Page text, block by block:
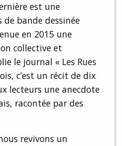
est une
de bande dessinée
en 2015 une
collective et
le journal « Les Rues
c’est un récit de dix
lecteurs une anecdote
racontée par des
revivons un